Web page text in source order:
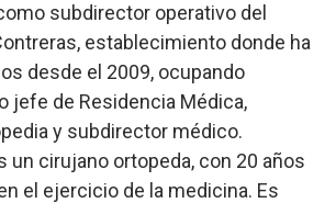
subdirector operativo del
establecimiento donde ha
desde el 2009, ocupando
jefe de Residencia Médica,
y subdirector médico.
un cirujano ortopeda, con 20 años
el ejercicio de la medicina. Es